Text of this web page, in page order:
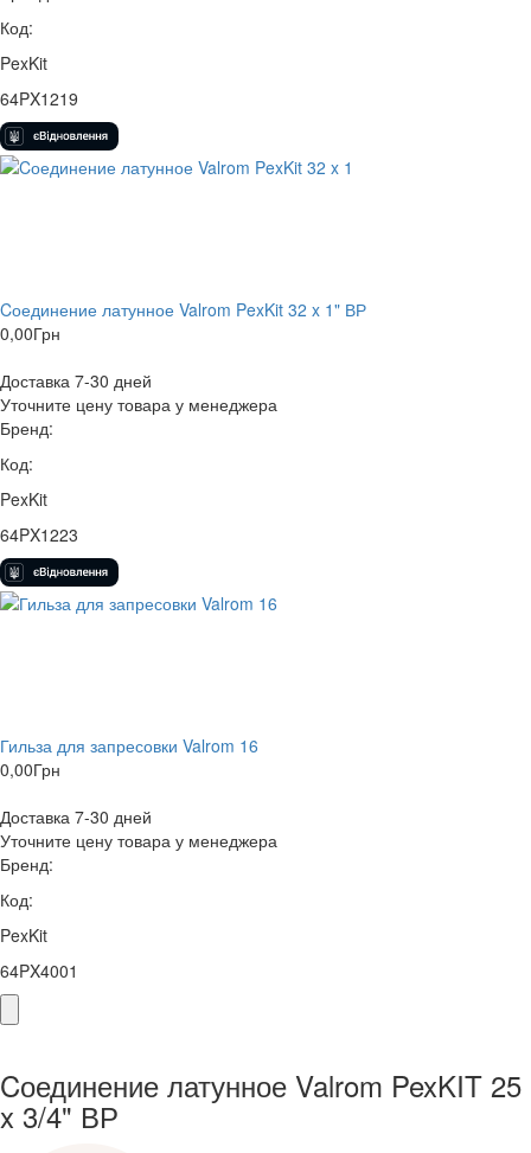
Код:
PexKit
64PX1219
Cоединение латунное Valrom PexKit 32 x 1" ВР
0,00Грн
Доставка 7-30 дней
Уточните цену товара у менеджера
Бренд:
Код:
PexKit
64PX1223
Гильза для запресовки Valrom 16
0,00Грн
Доставка 7-30 дней
Уточните цену товара у менеджера
Бренд:
Код:
PexKit
64PX4001
Cоединение латунное Valrom PexKIT 25
x 3/4" ВР